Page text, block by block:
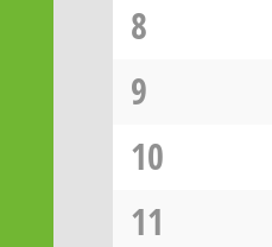
8
9
10
11